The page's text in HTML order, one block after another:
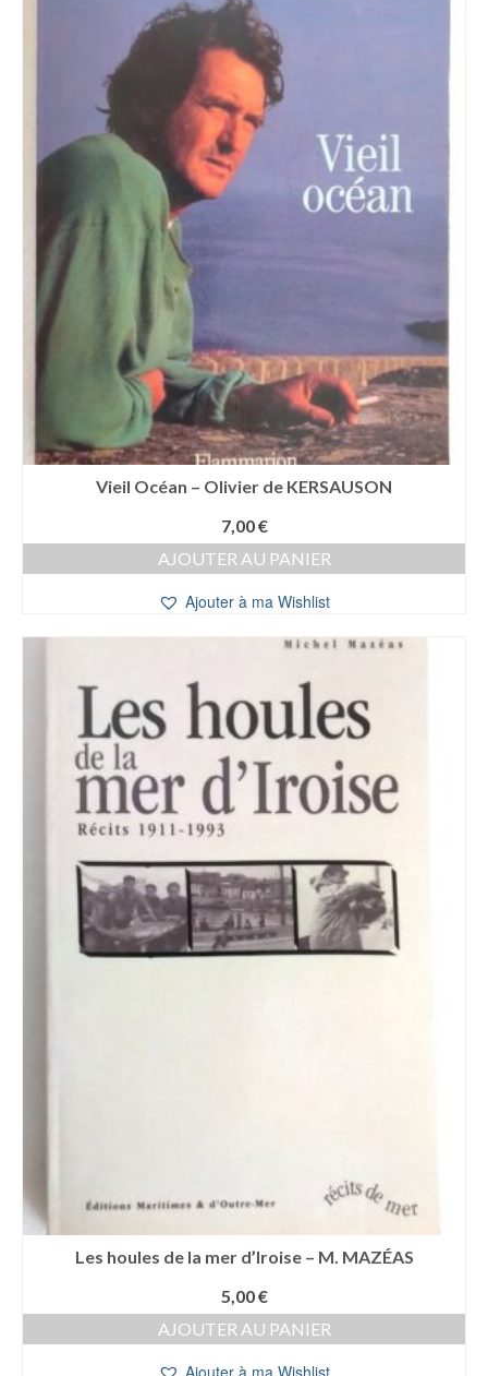
Vieil Océan – Olivier de KERSAUSON
7,00€
AJOUTER AU PANIER
Ajouter à ma Wishlist
Les houles de la mer d’Iroise – M. MAZÉAS
5,00€
AJOUTER AU PANIER
Ajouter à ma Wishlist